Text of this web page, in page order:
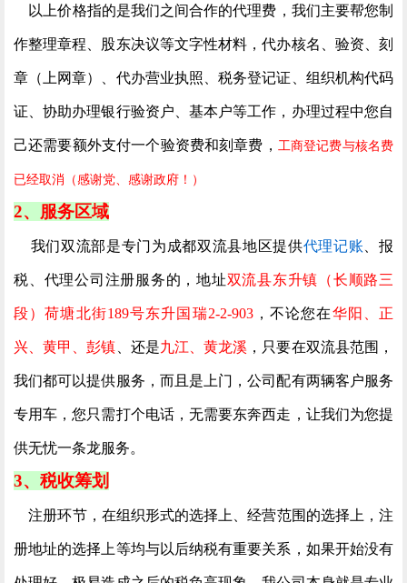
以上价格指的是我们之间合作的代理费，我们主要帮您制
作整理章程、股东决议等文字性材料，代办核名、验资、刻
章（上网章）、代办营业执照、税务登记证、组织机构代码
证、协助办理银行验资户、基本户等工作，办理过程中您自
己还需要额外支付一个验资费和刻章费， 工商登记费与核名费
已经取消（感谢党、感谢政府！）
2、服务区域
我们双流部是专门为成都双流县地区提供代理记账 、报
税、代理公司注册服务的，地址双流县东升镇（长顺路三
段）荷塘北街189号东升国瑞2-2-903，不论您在华阳、正
兴、黄甲、彭镇 、还是九江、黄龙溪 ，只要在双流县范围，
我们都可以提供服务，而且是上门，公司配有两辆客户服务
专用车，您只需打个电话，无需要东奔西走，让我们为您提
供无忧一条龙服务。
3、税收筹划
注册环节，在组织形式的选择上、经营范围的选择上，注
册地址的选择上等均与以后纳税有重要关系，如果开始没有